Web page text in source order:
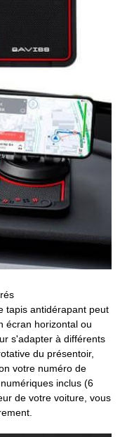
tapis antidérapant peut
écran horizontal ou
s'adapter à différents
du présentoir,
votre numéro de
inclus (6
de votre voiture, vous